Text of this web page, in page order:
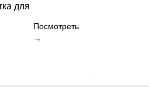
для
Посмотреть
→